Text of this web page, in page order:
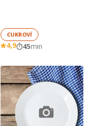
CUKROVÍ
4,9 45min